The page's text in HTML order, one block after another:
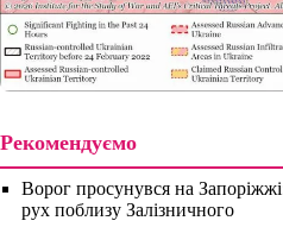
Рекомендуємо
Ворог просунувся на
рух поблизу Залізничного